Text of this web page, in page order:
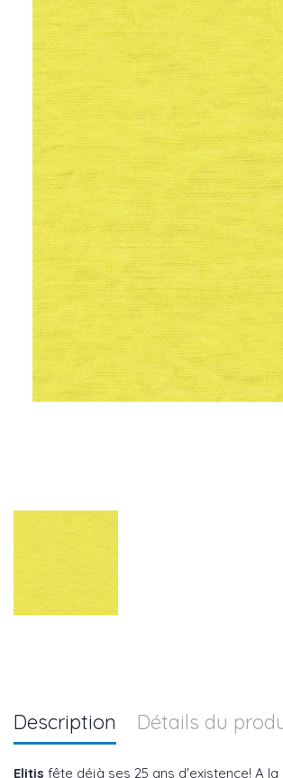
Description Détails du
Elitis fête déjà ses 25 ans d'existence! A